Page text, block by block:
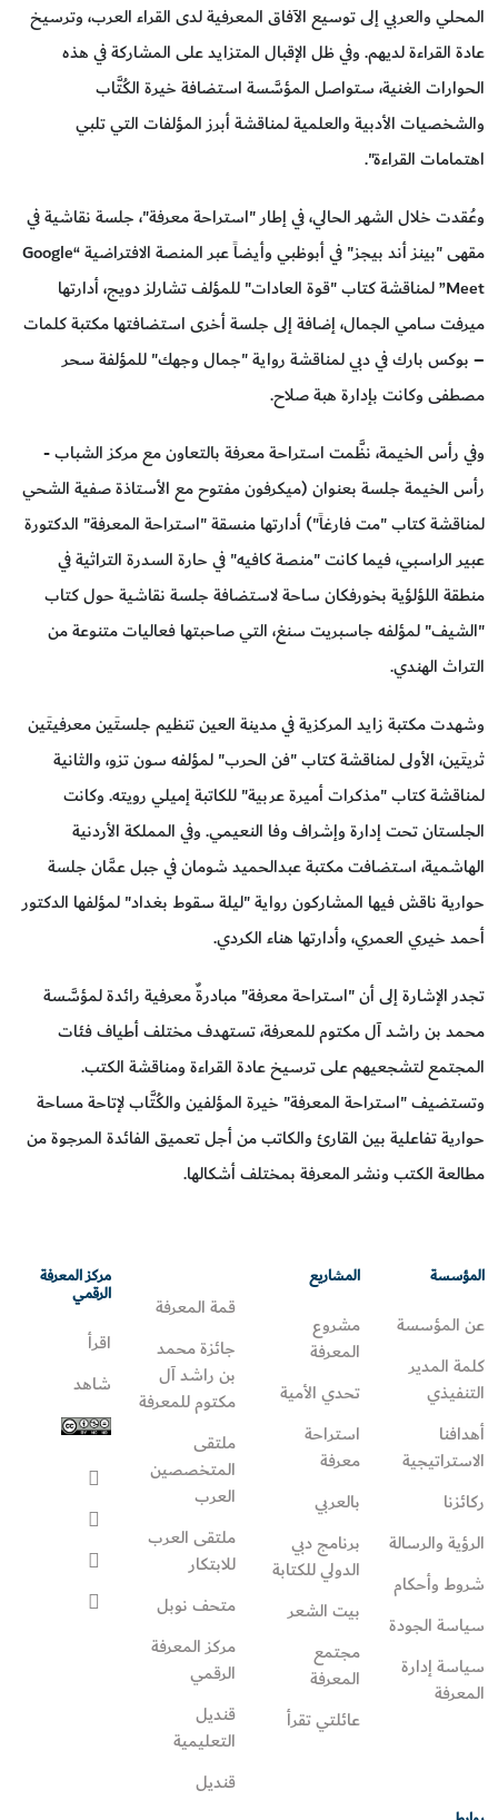
المحلي والعربي إلى توسيع الآفاق المعرفية لدى القراء العرب، وترسيخ
عادة القراءة لديهم. وفي ظل الإقبال المتزايد على المشاركة في هذه
الحوارات الغنية، ستواصل المؤسَّسة استضافة خيرة الكُتَّاب
والشخصيات الأدبية والعلمية لمناقشة أبرز المؤلفات التي تلبي
اهتمامات القراءة".
وعُقدت خلال الشهر الحالي، في إطار "استراحة معرفة"، جلسة نقاشية في
مقهى "بينز أند بيجز" في أبوظبي وأيضاً عبر المنصة الافتراضية “Google
Meet” لمناقشة كتاب "قوة العادات" للمؤلف تشارلز دويج، أدارتها
ميرفت سامي الجمال، إضافة إلى جلسة أخرى استضافتها مكتبة كلمات
– بوكس بارك في دبي لمناقشة رواية "جمال وجهك" للمؤلفة سحر
مصطفى وكانت بإدارة هبة صلاح.
وفي رأس الخيمة، نظَّمت استراحة معرفة بالتعاون مع مركز الشباب -
رأس الخيمة جلسة بعنوان (ميكرفون مفتوح مع الأستاذة صفية الشحي
لمناقشة كتاب "مت فارغاً") أدارتها منسقة "استراحة المعرفة" الدكتورة
عبير الراسبي، فيما كانت "منصة كافيه" في حارة السدرة التراثية في
منطقة اللؤلؤية بخورفكان ساحة لاستضافة جلسة نقاشية حول كتاب
"الشيف" لمؤلفه جاسبريت سنغ، التي صاحبتها فعاليات متنوعة من
التراث الهندي.
وشهدت مكتبة زايد المركزية في مدينة العين تنظيم جلستَين معرفيتَين
ثريتَين، الأولى لمناقشة كتاب "فن الحرب" لمؤلفه سون تزو، والثانية
لمناقشة كتاب "مذكرات أميرة عربية" للكاتبة إميلي رويته. وكانت
الجلستان تحت إدارة وإشراف وفا النعيمي. وفي المملكة الأردنية
الهاشمية، استضافت مكتبة عبدالحميد شومان في جبل عمَّان جلسة
حوارية ناقش فيها المشاركون رواية "ليلة سقوط بغداد" لمؤلفها الدكتور
أحمد خيري العمري، وأدارتها هناء الكردي.
تجدر الإشارة إلى أن "استراحة معرفة" مبادرةٌ معرفية رائدة لمؤسَّسة
محمد بن راشد آل مكتوم للمعرفة، تستهدف مختلف أطياف فئات
المجتمع لتشجعيهم على ترسيخ عادة القراءة ومناقشة الكتب.
وتستضيف "استراحة المعرفة" خيرة المؤلفين والكُتَّاب لإتاحة مساحة
حوارية تفاعلية بين القارئ والكاتب من أجل تعميق الفائدة المرجوة من
مطالعة الكتب ونشر المعرفة بمختلف أشكالها.
المؤسسة
عن المؤسسة
كلمة المدير
التنفيذي
أهدافنا
الاستراتيجية
ركائزنا
الرؤية والرسالة
شروط وأحكام
سياسة الجودة
سياسة إدارة
المعرفة
المشاريع
مشروع
المعرفة
تحدي الأمية
استراحة
معرفة
بالعربي
برنامج دبي
الدولي للكتابة
بيت الشعر
مجتمع
المعرفة
عائلتي تقرأ‎
قمة المعرفة
جائزة محمد
بن راشد آل
مكتوم للمعرفة
ملتقى
المتخصصين
العرب
ملتقى العرب
للابتكار
متحف نوبل
مركز المعرفة
الرقمي
قنديل
التعليمية
قنديل
مركز المعرفة
الرقمي
اقرأ
شاهد